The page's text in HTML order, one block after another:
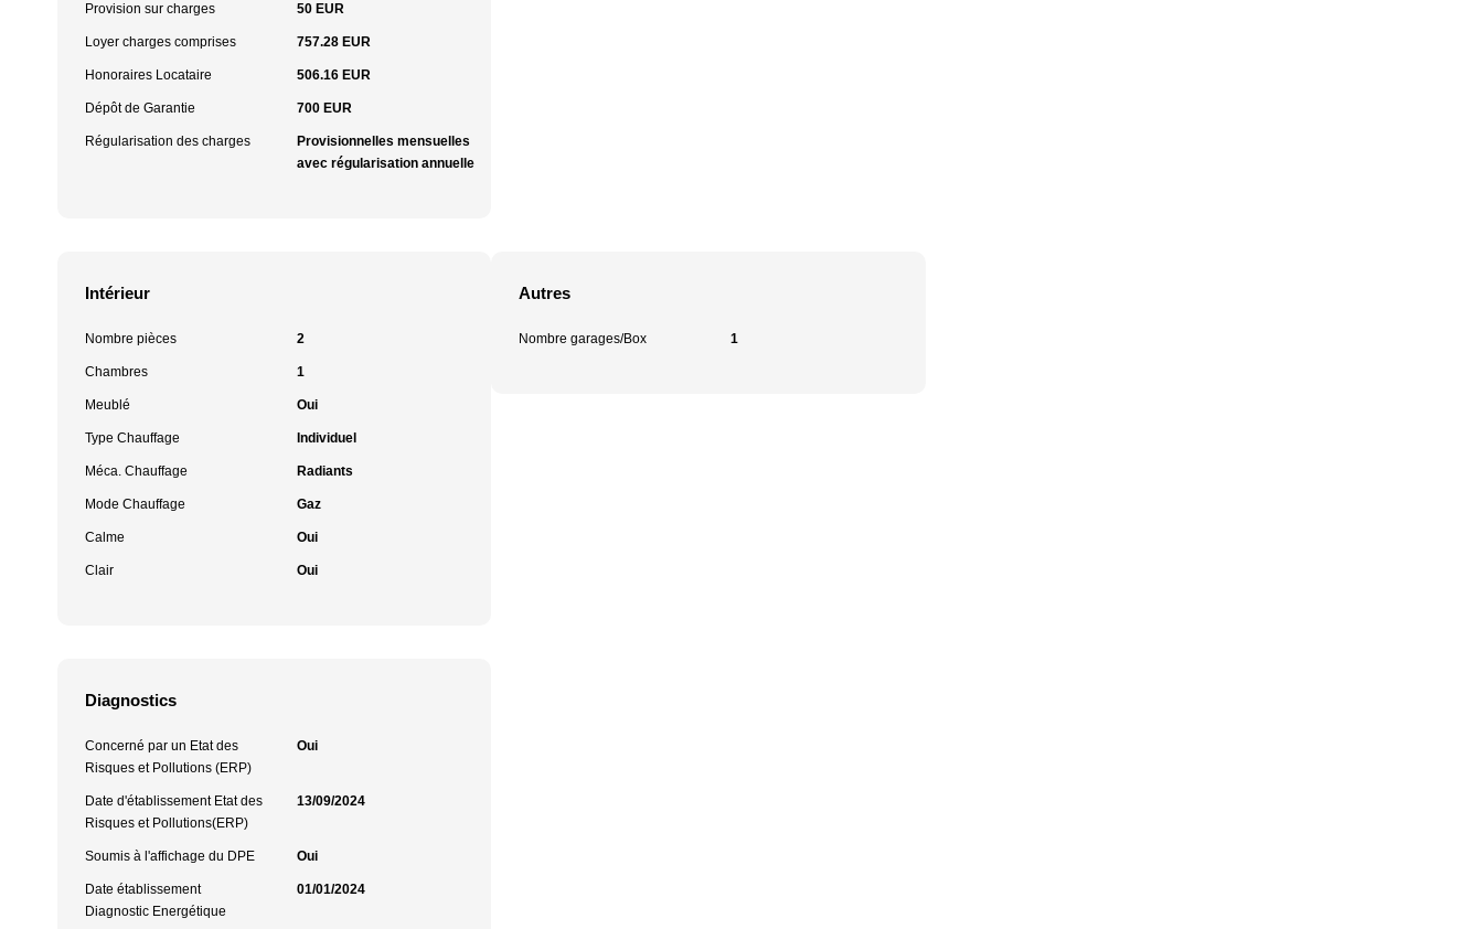
Provision sur charges 50 EUR
Loyer charges comprises 757.28 EUR
Honoraires Locataire 506.16 EUR
Dépôt de Garantie 700 EUR
Régularisation des charges
Provisionnelles mensuelles
avec régularisation annuelle
Intérieur
Nombre pièces 2
Chambres 1
Meublé Oui
Type Chauffage Individuel
Méca. Chauffage Radiants
Mode Chauffage Gaz
Calme Oui
Clair Oui
Autres
Nombre garages/Box 1
Diagnostics
Concerné par un Etat des
Risques et Pollutions (ERP)
Oui
Date d'établissement Etat des
Risques et Pollutions(ERP)
13/09/2024
Soumis à l'affichage du DPE Oui
Date établissement
Diagnostic Energétique
01/01/2024